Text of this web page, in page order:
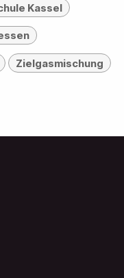
Kassel
Zielgasmischung